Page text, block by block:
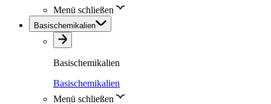
Menü schließen
Basischemikalien
Basischemikalien
Basischemikalien
Menü schließen